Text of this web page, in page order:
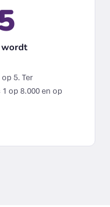
wordt
5. Ter
op 8.000 en op